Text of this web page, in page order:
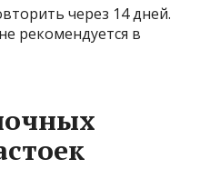
через 14 дней.
рекомендуется в